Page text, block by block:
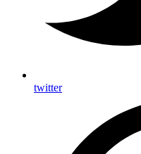
twitter